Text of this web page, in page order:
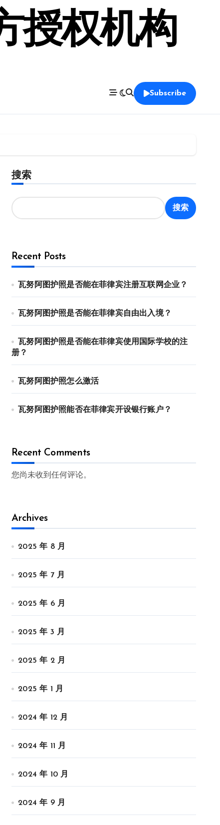
授权机构
Subscribe
搜索
搜索
Recent Posts
瓦努阿图护照是否能在菲律宾注册互联网企业？
瓦努阿图护照是否能在菲律宾自由出入境？
瓦努阿图护照是否能在菲律宾使用国际学校的注
册？
瓦努阿图护照怎么激活
瓦努阿图护照能否在菲律宾开设银行账户？
Recent Comments
您尚未收到任何评论。
Archives
2025 年 8 月
2025 年 7 月
2025 年 6 月
2025 年 3 月
2025 年 2 月
2025 年 1 月
2024 年 12 月
2024 年 11 月
2024 年 10 月
2024 年 9 月